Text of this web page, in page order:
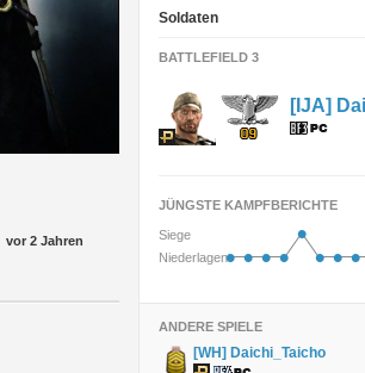
vor 2 Jahren
Soldaten
BATTLEFIELD 3
[IJA]
JÜNGSTE KAMPFBERICHTE
Siege
Niederlagen• • • •
•
• • •
ANDERE SPIELE
[WH] Daichi_Taicho